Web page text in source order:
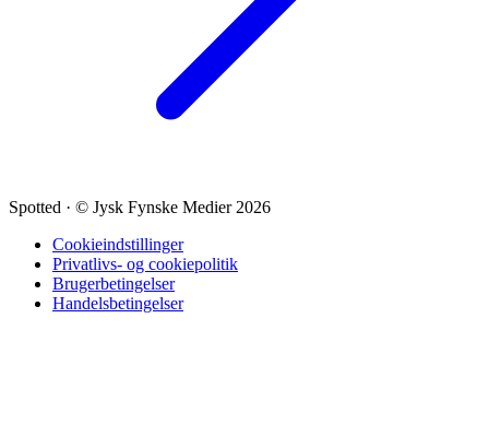
Spotted · © Jysk Fynske Medier 2026
Cookieindstillinger
Privatlivs- og cookiepolitik
Brugerbetingelser
Handelsbetingelser